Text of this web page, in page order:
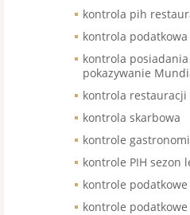
kontrola pih
kontrola
kontrola
pokazywanie
kontrola restauracji
kontrola skarbowa
kontrole
kontrole PIH sezon
kontrole podatkowe
kontrole